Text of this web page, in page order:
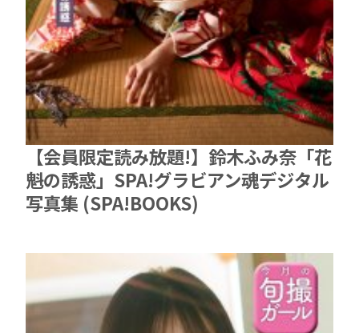
【会員限定読み放題!】鈴木ふみ奈「花
魁の誘惑」SPA!グラビアン魂デジタル
写真集 (SPA!BOOKS)